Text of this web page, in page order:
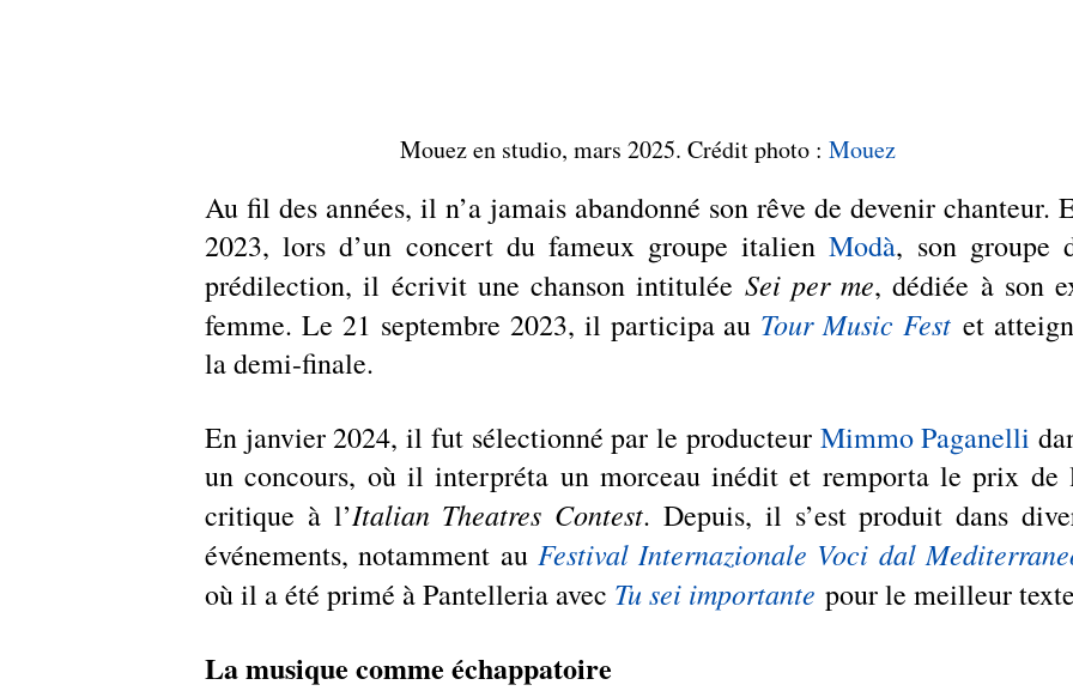
Mouez en studio, mars 2025. Crédit photo : Mouez
Au fil des années, il n’a jamais abandonné son rêve de devenir chanteur.
2023, lors d’un concert du fameux groupe italien Modà, son groupe
prédilection, il écrivit une chanson intitulée Sei per me, dédiée à son
femme. Le 21 septembre 2023, il participa au Tour Music Fest et
la demi-finale.
En janvier 2024, il fut sélectionné par le producteur Mimmo Paganelli
un concours, où il interpréta un morceau inédit et remporta le prix de
critique à l’Italian Theatres Contest. Depuis, il s’est produit dans
événements, notamment au Festival Internazionale Voci dal
où il a été primé à Pantelleria avec Tu sei importante pour le meilleur
La musique comme échappatoire